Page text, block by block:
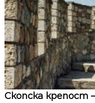
Скопска крепост